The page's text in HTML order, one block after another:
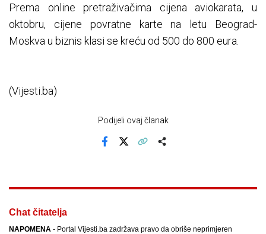
Prema online pretraživačima cijena aviokarata, u
oktobru, cijene povratne karte na letu Beograd-
Moskva u biznis klasi se kreću od 500 do 800 eura.
(Vijesti.ba)
Podijeli ovaj članak
Chat čitatelja
NAPOMENA - Portal Vijesti.ba zadržava pravo da obriše neprimjeren